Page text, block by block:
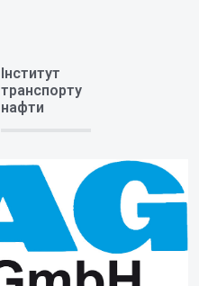
Інститут
транспорту
нафти